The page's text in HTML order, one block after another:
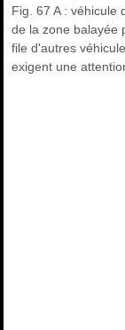
Fig. 67 A : véhicule
de la zone balayée
file d'autres
exigent une